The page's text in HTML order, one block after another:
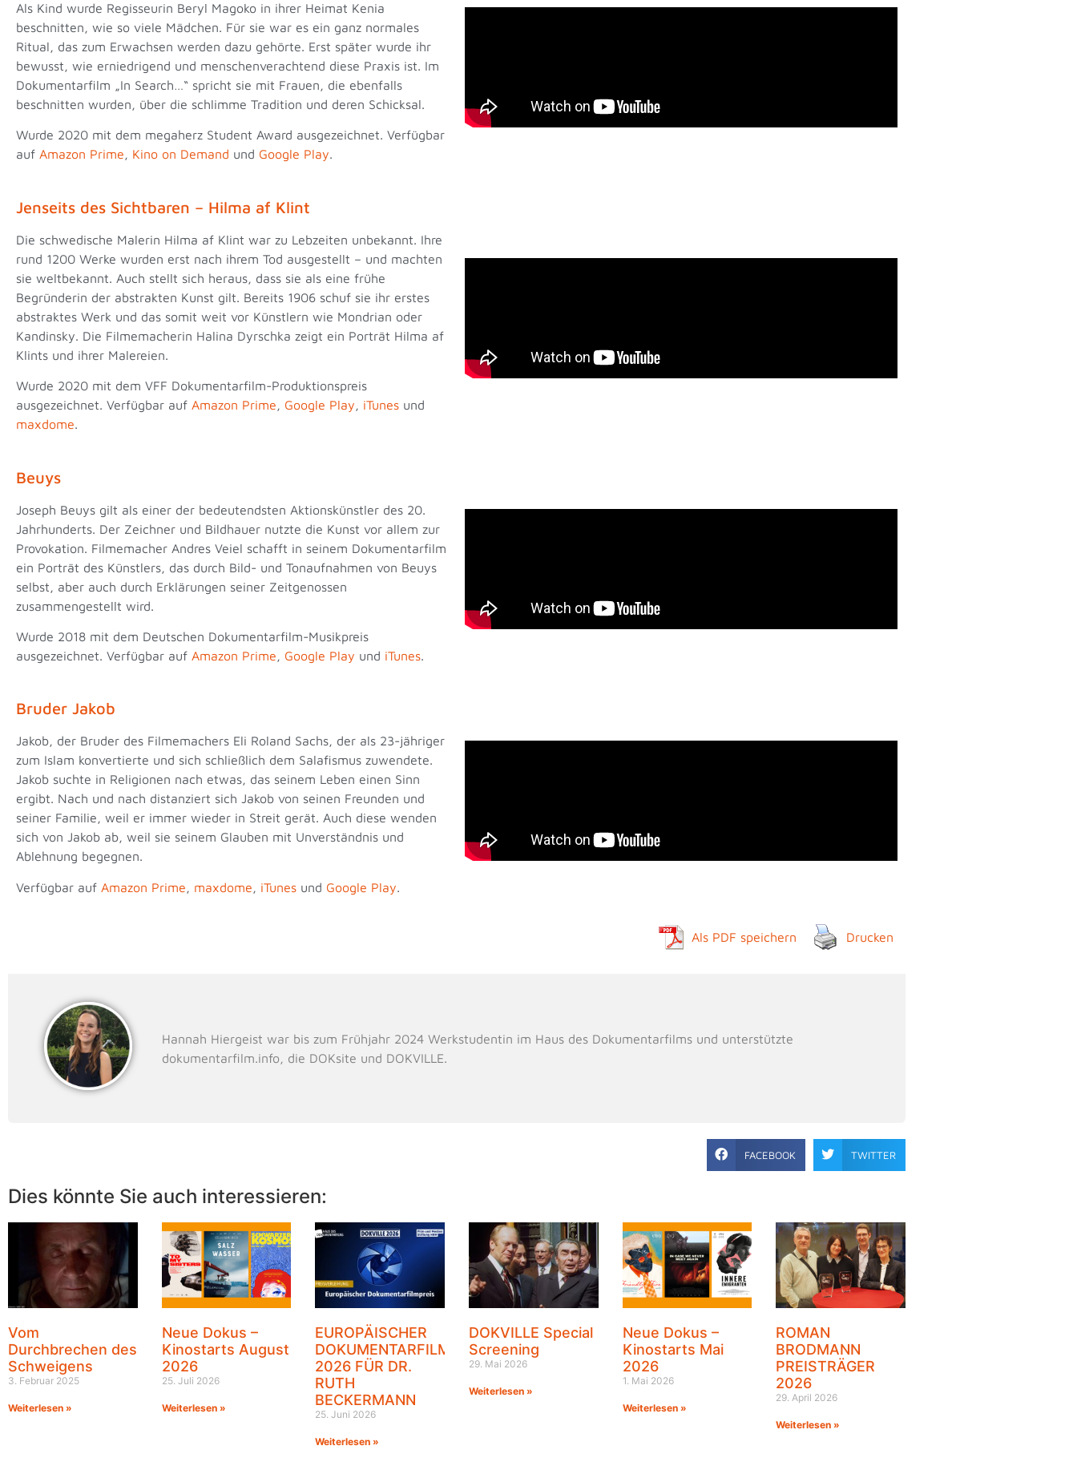
Als Kind wurde Regisseurin Beryl Magoko in ihrer Heimat Kenia
beschnitten, wie so viele Mädchen. Für sie war es ein ganz normales
Ritual, das zum Erwachsen werden dazu gehörte. Erst später wurde ihr
bewusst, wie erniedrigend und menschenverachtend diese Praxis ist. Im
Dokumentarfilm „In Search…“ spricht sie mit Frauen, die ebenfalls
beschnitten wurden, über die schlimme Tradition und deren Schicksal.
Wurde 2020 mit dem megaherz Student Award ausgezeichnet. Verfügbar
auf Amazon Prime, Kino on Demand und Google Play.
Jenseits des Sichtbaren – Hilma af Klint
Die schwedische Malerin Hilma af Klint war zu Lebzeiten unbekannt. Ihre
rund 1200 Werke wurden erst nach ihrem Tod ausgestellt – und machten
sie weltbekannt. Auch stellt sich heraus, dass sie als eine frühe
Begründerin der abstrakten Kunst gilt. Bereits 1906 schuf sie ihr erstes
abstraktes Werk und das somit weit vor Künstlern wie Mondrian oder
Kandinsky. Die Filmemacherin Halina Dyrschka zeigt ein Porträt Hilma af
Klints und ihrer Malereien.
Wurde 2020 mit dem VFF Dokumentarfilm-Produktionspreis
ausgezeichnet. Verfügbar auf Amazon Prime, Google Play, iTunes und
maxdome.
Beuys
Joseph Beuys gilt als einer der bedeutendsten Aktionskünstler des 20.
Jahrhunderts. Der Zeichner und Bildhauer nutzte die Kunst vor allem zur
Provokation. Filmemacher Andres Veiel schafft in seinem Dokumentarfilm
ein Porträt des Künstlers, das durch Bild- und Tonaufnahmen von Beuys
selbst, aber auch durch Erklärungen seiner Zeitgenossen
zusammengestellt wird.
Wurde 2018 mit dem Deutschen Dokumentarfilm-Musikpreis
ausgezeichnet. Verfügbar auf Amazon Prime, Google Play und iTunes.
Bruder Jakob
Jakob, der Bruder des Filmemachers Eli Roland Sachs, der als 23-jähriger
zum Islam konvertierte und sich schließlich dem Salafismus zuwendete.
Jakob suchte in Religionen nach etwas, das seinem Leben einen Sinn
ergibt. Nach und nach distanziert sich Jakob von seinen Freunden und
seiner Familie, weil er immer wieder in Streit gerät. Auch diese wenden
sich von Jakob ab, weil sie seinem Glauben mit Unverständnis und
Ablehnung begegnen.
Verfügbar auf Amazon Prime, maxdome, iTunes und Google Play.
Als PDF speichern Drucken
Hannah Hiergeist war bis zum Frühjahr 2024 Werkstudentin im Haus des Dokumentarfilms und unterstützte
dokumentarfilm.info, die DOKsite und DOKVILLE.
FACEBOOK TWITTER
Dies könnte Sie auch interessieren:
Vom
Durchbrechen des
Schweigens
3. Februar 2025
Weiterlesen »
Neue Dokus –
Kinostarts August
2026
25. Juli 2026
Weiterlesen »
EUROPÄISCHER
DOKUMENTARFILMPREIS
2026 FÜR DR.
RUTH
BECKERMANN
25. Juni 2026
Weiterlesen »
DOKVILLE Special
Screening
29. Mai 2026
Weiterlesen »
Neue Dokus –
Kinostarts Mai
2026
1. Mai 2026
Weiterlesen »
ROMAN
BRODMANN
PREISTRÄGER
2026
29. April 2026
Weiterlesen »